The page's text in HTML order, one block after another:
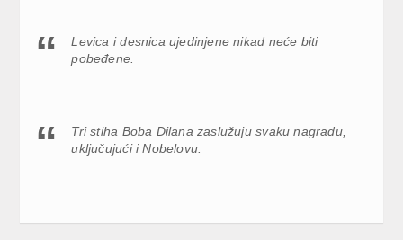
Levica i desnica ujedinjene nikad neće biti
pobeđene.
Tri stiha Boba Dilana zaslužuju svaku nagradu,
uključujući i Nobelovu.